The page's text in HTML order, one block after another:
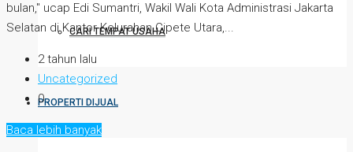
CARI TEMPAT USAHA
PROPERTI DIJUAL
bulan," ucap Edi Sumantri, Wakil Wali Kota Administrasi Jakarta
Selatan di Kantor Kelurahan Cipete Utara,...
2 tahun lalu
Uncategorized
0
Baca lebih banyak